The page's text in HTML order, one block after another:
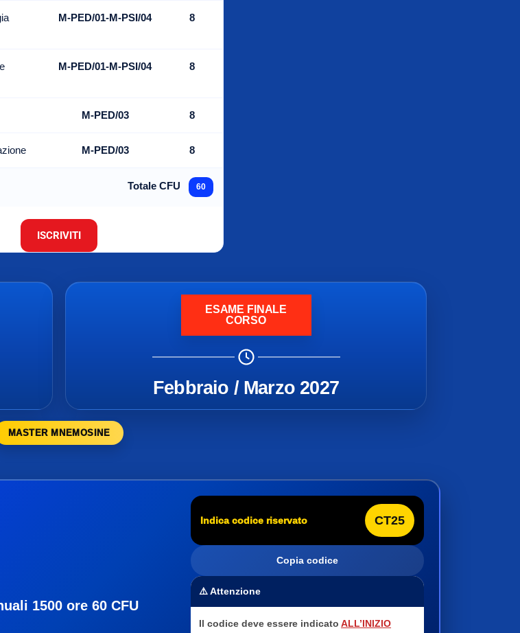
M-PED/01-M-PSI/04 8
M-PED/01-M-PSI/04 8
M-PED/03 8
M-PED/03 8
Totale CFU 60
ISCRIVITI
ESAME FINALE
CORSO
Febbraio / Marzo 2027
MASTER MNEMOSINE
1500 ore 60 CFU
Indica codice riservato CT25
Copia codice
⚠️ Attenzione
Il codice deve essere indicatoALL’INIZIO